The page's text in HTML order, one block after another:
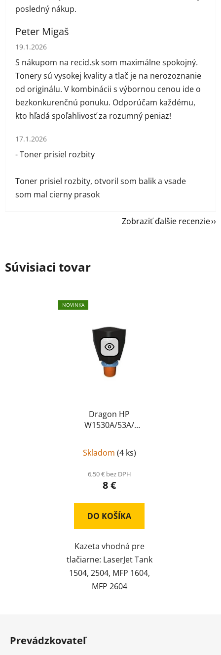
posledný nákup.
Peter Migaš
Hodnotenie obchodu je 5 z 5 hviezdičiek.
19.1.2026
S nákupom na recid.sk som maximálne spokojný.
Tonery sú vysokej kvality a tlač je na nerozoznanie
od originálu. V kombinácii s výbornou cenou ide o
bezkonkurenčnú ponuku. Odporúčam každému,
kto hľadá spoľahlivosť za rozumný peniaz!
Hodnotenie obchodu je 1 z 5 hviezdičiek.
17.1.2026
- Toner prisiel rozbity
Toner prisiel rozbity, otvoril som balik a vsade
som mal cierny prasok
Zobraziť ďalšie recenzie
Súvisiaci tovar
NOVINKA
Dragon HP
W1530A/53A/
Skladom (4 ks)
6,50 € bez DPH
8 €
DO KOŠÍKA
Kazeta vhodná pre
tlačiarne: LaserJet Tank
1504, 2504, MFP 1604,
MFP 2604
Prevádzkovateľ